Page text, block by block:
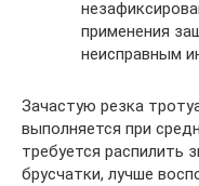
применения
неисправным
Зачастую резка
выполняется при
требуется распилить
брусчатки, лучше